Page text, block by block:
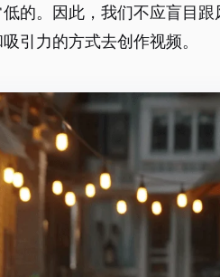
的。因此，我们不应盲目
引力的方式去创作视频。